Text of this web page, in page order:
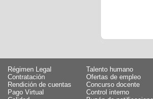
Régimen Legal
Talento humano
Contratación
Ofertas de empleo
Rendición de cuentas
Concurso docente
Pago Virtual
Control interno